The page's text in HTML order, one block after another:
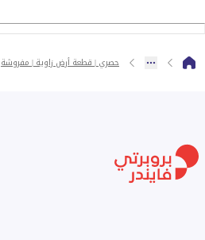
حصري | قطعة أرض زاوية | مفروشة